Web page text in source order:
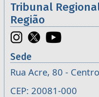
Tribunal
Região
Sede
Rua Acre, 80 -
CEP: 20081-000